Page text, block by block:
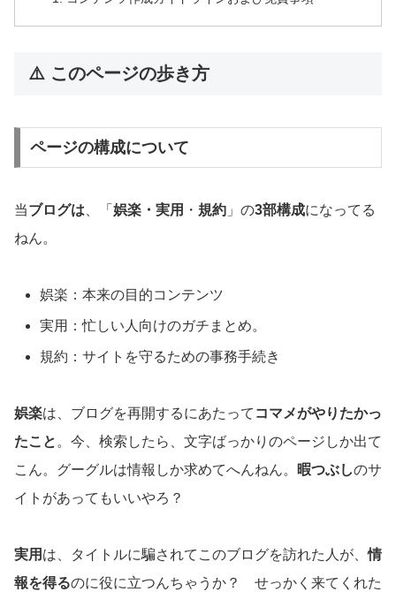
⚠️ このページの歩き方
ページの構成について
当ブログは 、「 娯楽・実用 ・ 規約 」の3部構成になってる
ねん。
娯楽：本来の目的コンテンツ
実用：忙しい人向けのガチまとめ。
規約：サイトを守るための事務手続き
娯楽は、ブログを再開するにあたって コマメがやりたかっ
たこと 。今、検索したら、文字ばっかりのページしか出て
こん。グーグルは情報しか求めてへんねん。
暇つぶしのサ
イトがあってもいいやろ？
実用 は、タイトルに騙されてこのブログを訪れた人が、情
報を得るのに役に立つんちゃうか？ せっかく来てくれた